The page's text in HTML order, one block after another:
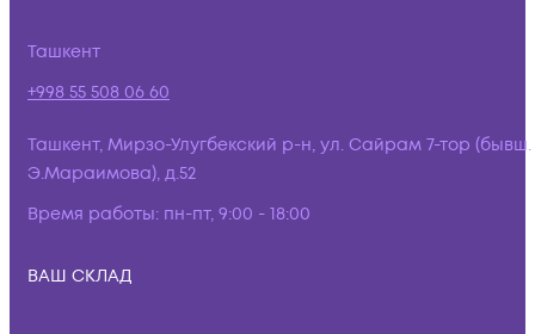
Ташкент
+998 55 508 06 60
Ташкент, Мирзо-Улугбекский р-н, ул. Сайрам 7-тор (бывш.
Э.Мараимова), д.52
Время работы: пн-пт, 9:00 - 18:00
ВАШ СКЛАД